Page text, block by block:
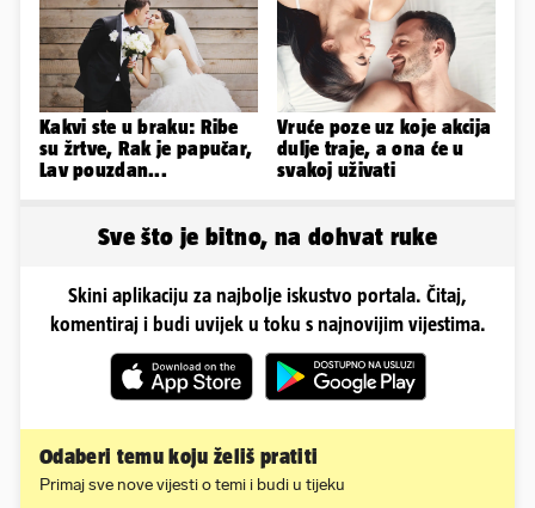
Kakvi ste u braku: Ribe
su žrtve, Rak je papučar,
Lav pouzdan...
Vruće poze uz koje akcija
dulje traje, a ona će u
svakoj uživati
Sve što je bitno, na dohvat ruke
Skini aplikaciju za najbolje iskustvo portala. Čitaj,
komentiraj i budi uvijek u toku s najnovijim vijestima.
Odaberi temu koju želiš pratiti
Primaj sve nove vijesti o temi i budi u tijeku